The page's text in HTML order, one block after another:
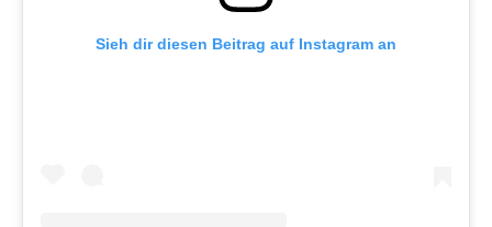
Sieh dir diesen Beitrag auf Instagram an